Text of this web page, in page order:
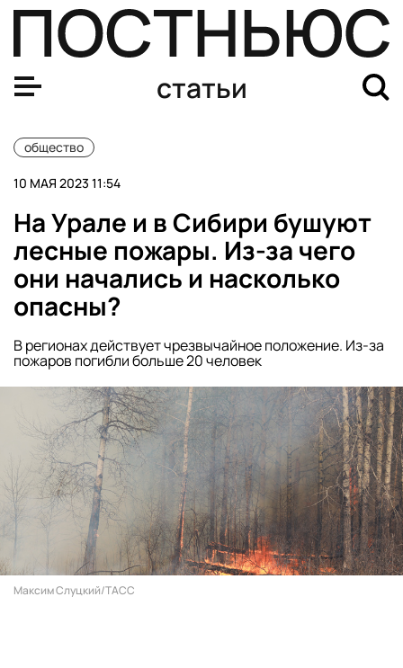
статьи
общество
10 МАЯ 2023 11:54
На Урале и в Сибири бушуют
лесные пожары. Из-за чего
они начались и насколько
опасны?
В регионах действует чрезвычайное положение. Из-за
пожаров погибли больше 20 человек
Максим Слуцкий/ТАСС
Что такое сухой закон и зачем он нужен?